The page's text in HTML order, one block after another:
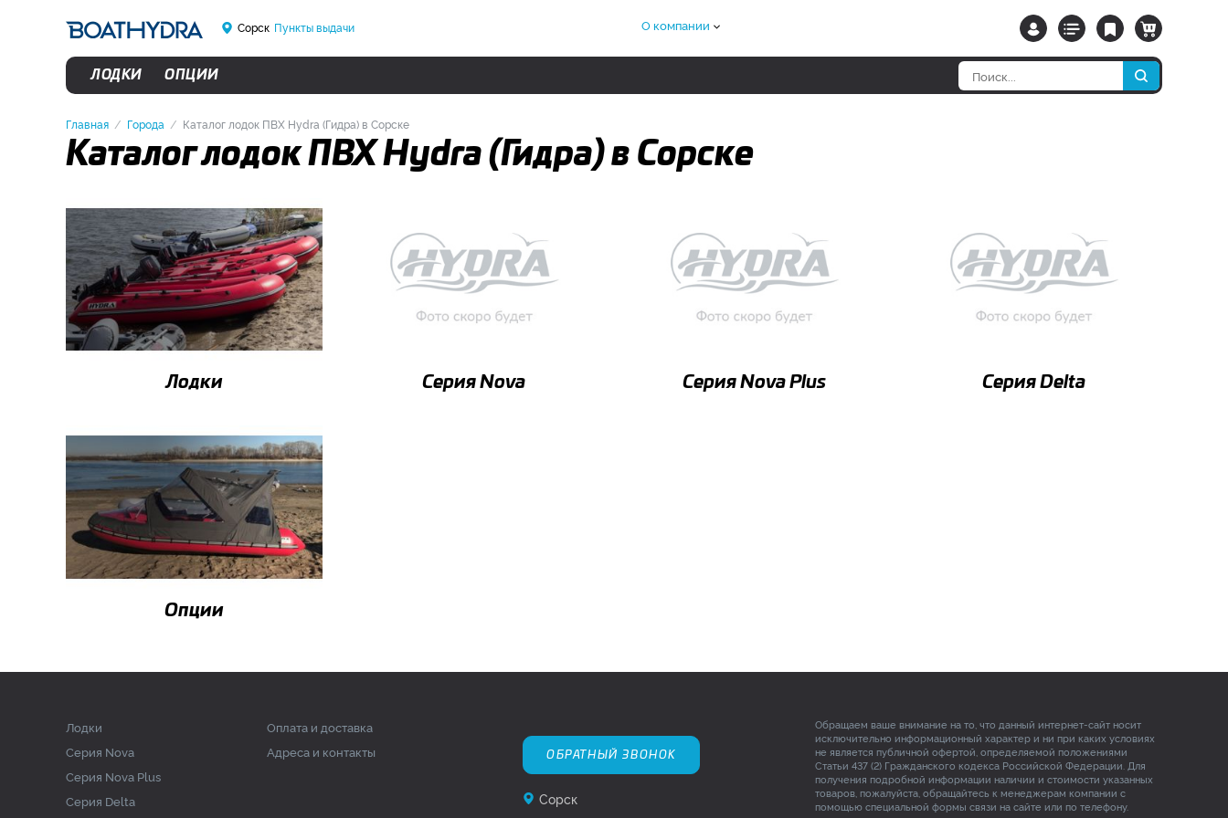
Сорск Пункты выдачи О компании
ЛОДКИ ОПЦИИ
Главная Города Каталог лодок ПВХ Hydra (Гидра) в Сорске
Каталог лодок ПВХ Hydra (Гидра) в Сорске
Лодки Серия Nova Серия Nova Plus Серия Delta
Опции
Лодки
Серия Nova
Серия Nova Plus
Серия Delta
Оплата и доставка
Адреса и контакты
ОБРАТНЫЙ ЗВОНОК
Сорск
Обращаем ваше внимание на то, что данный интернет-сайт носит
исключительно информационный характер и ни при каких условиях
не является публичной офертой, определяемой положениями
Статьи 437 (2) Гражданского кодекса Российской Федерации. Для
получения подробной информации наличии и стоимости указанных
товаров, пожалуйста, обращайтесь к менеджерам компании с
помощью специальной формы связи на сайте или по телефону.